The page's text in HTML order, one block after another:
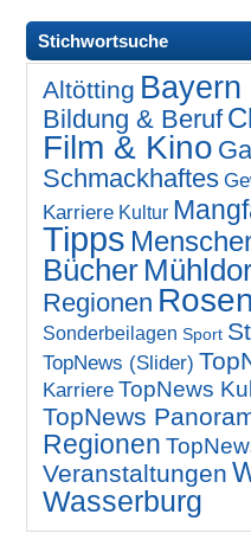
Stichwortsuche
Altötting Bayern
Bildung & Beruf
Film & Kino
Schmackhaftes
Karriere Kultur
Tipps
Bücher
Regionen
Sonderbeilagen Sport
TopNews (Slider)
Karriere TopNews
TopNews
Regionen
Veranstaltungen
Wasserburg